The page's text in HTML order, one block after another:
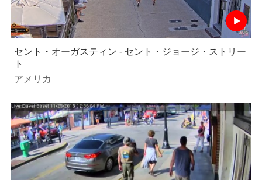
セント・オーガスティン - セント・ジョージ・ストリー
ト
アメリカ